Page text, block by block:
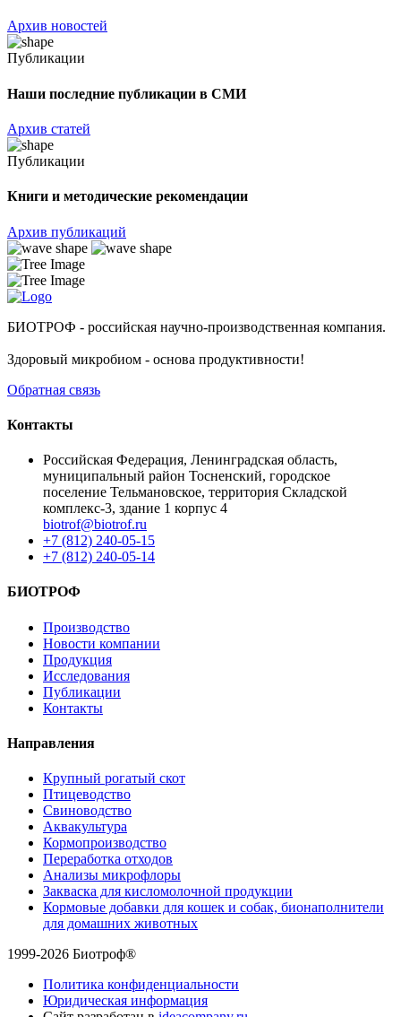
Архив новостей
Публикации
Наши последние публикации в СМИ
Архив статей
Публикации
Книги и методические рекомендации
Архив публикаций
БИОТРОФ - российская научно-производственная компания.
Здоровый микробиом - основа продуктивности!
Обратная связь
Контакты
Российская Федерация, Ленинградская область,
муниципальный район Тосненский, городское
поселение Тельмановское, территория Складской
комплекс-3, здание 1 корпус 4
biotrof@biotrof.ru
+7 (812) 240-05-15
+7 (812) 240-05-14
БИОТРОФ
Производство
Новости компании
Продукция
Исследования
Публикации
Контакты
Направления
Крупный рогатый скот
Птицеводство
Свиноводство
Аквакультура
Кормопроизводство
Переработка отходов
Анализы микрофлоры
Закваска для кисломолочной продукции
Кормовые добавки для кошек и собак, бионаполнители
для домашних животных
1999-2026 Биотроф®
Политика конфиденциальности
Юридическая информация